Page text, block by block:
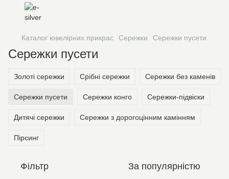
Каталог ювелірних прикрас Сережки Сережки пусети
Сережки пусети
Золоті сережки Срібні сережки Сережки без каменів
Сережки пусети Сережки конго Сережки-підвіски
Дитячі сережки Сережки з дорогоцінним камінням
Пірсинг
Фільтр За популярністю